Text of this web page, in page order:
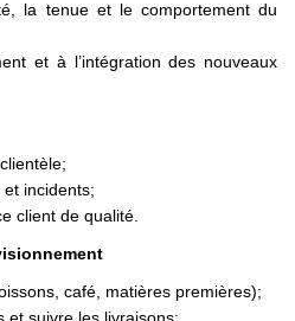
la tenue et le comportement du
et à l’intégration des nouveaux
incidents;
client de qualité.
café, matières premières);